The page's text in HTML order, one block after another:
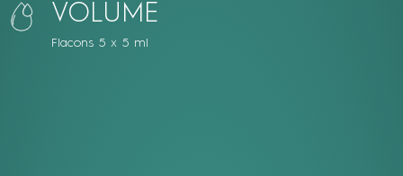
VOLUME
Flacons 5 x 5 ml